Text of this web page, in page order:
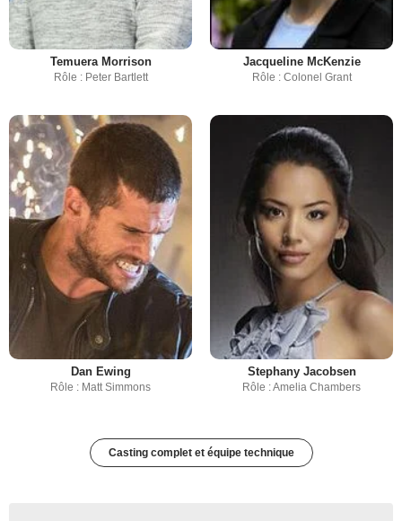
Temuera Morrison
Rôle : Peter Bartlett
Jacqueline McKenzie
Rôle : Colonel Grant
Dan Ewing
Rôle : Matt Simmons
Stephany Jacobsen
Rôle : Amelia Chambers
Casting complet et équipe technique